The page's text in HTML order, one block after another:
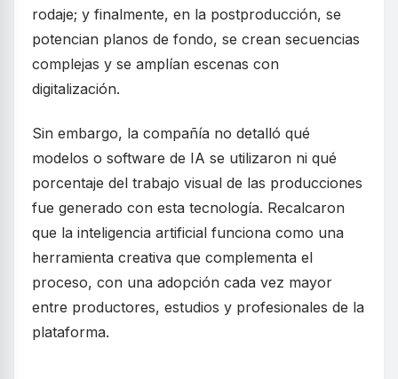
rodaje; y finalmente, en la postproducción, se
potencian planos de fondo, se crean secuencias
complejas y se amplían escenas con
digitalización.
Sin embargo, la compañía no detalló qué
modelos o software de IA se utilizaron ni qué
porcentaje del trabajo visual de las producciones
fue generado con esta tecnología. Recalcaron
que la inteligencia artificial funciona como una
herramienta creativa que complementa el
proceso, con una adopción cada vez mayor
entre productores, estudios y profesionales de la
plataforma.